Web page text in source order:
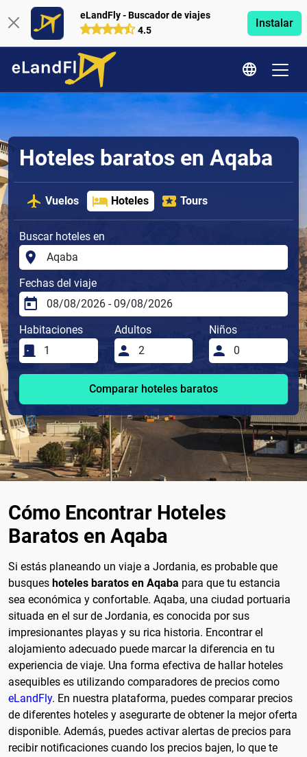
eLandFly - Buscador de viajes
4.5
Instalar
Hoteles baratos en Aqaba
Vuelos Hoteles Tours
Buscar hoteles en
Fechas del viaje
Habitaciones Adultos Niños
Comparar hoteles baratos
Cómo Encontrar Hoteles
Baratos en Aqaba
Si estás planeando un viaje a Jordania, es probable que
busques hoteles baratos en Aqaba para que tu estancia
sea económica y confortable. Aqaba, una ciudad portuaria
situada en el sur de Jordania, es conocida por sus
impresionantes playas y su rica historia. Encontrar el
alojamiento adecuado puede marcar la diferencia en tu
experiencia de viaje. Una forma efectiva de hallar hoteles
asequibles es utilizando comparadores de precios como
eLandFly. En nuestra plataforma, puedes comparar precios
de diferentes hoteles y asegurarte de obtener la mejor oferta
disponible. Además, puedes activar alertas de precios para
recibir notificaciones cuando los precios bajen, lo que te